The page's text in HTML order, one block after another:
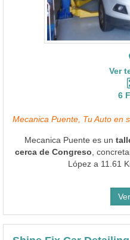
Ver
6
Mecanica Puente, Tu Auto en
Mecanica Puente es un
cerca de Congreso ,
López a 11.61